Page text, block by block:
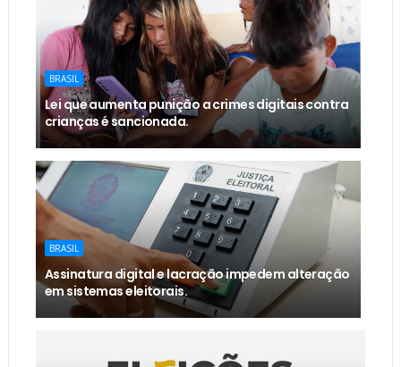
BRASIL
Lei que aumenta punição a crimes digitais contra
crianças é sancionada.
BRASIL
Assinatura digital e lacração impedem alteração
em sistemas eleitorais.